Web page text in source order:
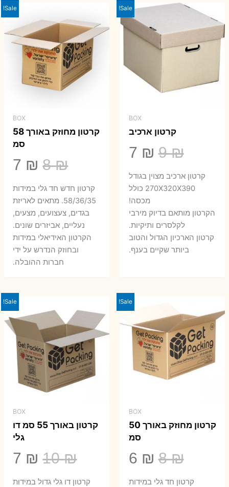
29 ₪.
23 ₪.
Sale!
BOX
קרטון ארכיב
9₪
המחיר
המקורי
היה:
9 ₪.
7 ₪
הנוכחי
הוא:
קרטון ארכיב מצוין בגודל
270X320X390 כולל
מכסה!
הקרטון מותאם בדיוק מירבי
לקלסרים ותיקיות.
קרטון הארכיון הגדול והטוב
ביותר שקיים בענף.
Sale!
BOX
קרטון מחוזק באורך 58
סמ
8₪
היה:
8 ₪.
7 ₪
7 ₪.
קרטון חדש חד גלי במידות
58/36/35. מתאים לאריזת
בגדים, צעצועים, מצעים,
נעליים, אביזרים שונים.
הקרטון האידיאלי במידות
ובחוזק הנדרש על ידי
חברות ההובלה.
Sale!
BOX
קרטון מחוזק באורך 50
סמ
8₪
המחיר
המקורי
6 ₪
הנוכחיקרטון חד גלי במידות
Sale!
BOX
קרטון באורך 55 סמ דו
גלי
10₪
7 ₪
קרטון דו גלי גדול במידות